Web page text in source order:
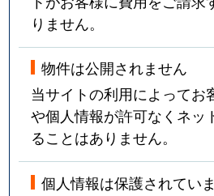
りません。
物件は公開されません
当サイトの利用によってお
や個人情報が許可なくネッ
ることはありません。
個人情報は保護されてい